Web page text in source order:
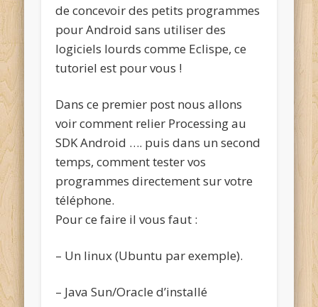
de concevoir des petits programmes
pour Android sans utiliser des
logiciels lourds comme Eclispe, ce
tutoriel est pour vous !
Dans ce premier post nous allons
voir comment relier Processing au
SDK Android …. puis dans un second
temps, comment tester vos
programmes directement sur votre
téléphone.
Pour ce faire il vous faut :
– Un linux (Ubuntu par exemple).
– Java Sun/Oracle d’installé